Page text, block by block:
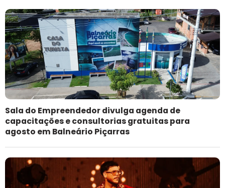
Sala do Empreendedor divulga agenda de
capacitações e consultorias gratuitas para
agosto em Balneário Piçarras